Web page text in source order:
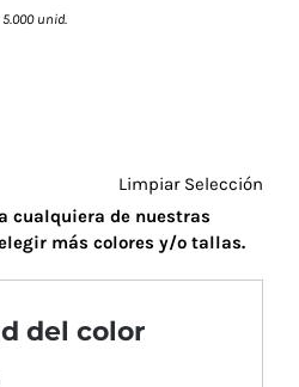
unid.
Limpiar Selección
cualquiera de nuestras
más colores y/o tallas.
del color